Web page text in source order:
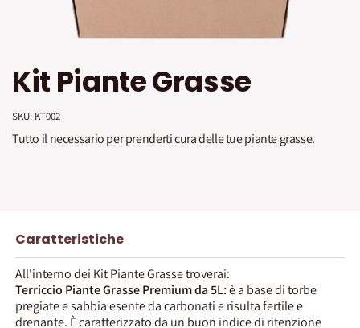
all'inizio
della
di
immagini
Kit Piante Grasse
SKU: KT002
Tutto il necessario per prenderti cura delle tue piante grasse.
Caratteristiche
All'interno dei Kit Piante Grasse troverai:
Terriccio Piante Grasse Premium da 5L:è a base di torbe
pregiate e sabbia esente da carbonati e risulta fertile e
drenante. È caratterizzato da un buon indice di ritenzione